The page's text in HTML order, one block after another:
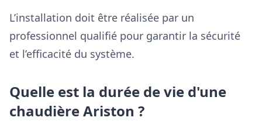
L’installation doit être réalisée par un
professionnel qualifié pour garantir la sécurité
et l’efficacité du système.
Quelle est la durée de vie d'une
chaudière Ariston ?